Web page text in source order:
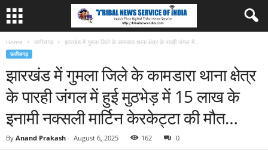
Home छत्तीसगढ़ झारखंड में गुमला जिले के कामडारा थाना क्षेत्र के पारही जंगल में...
छत्तीसगढ़
झारखंड में गुमला जिले के कामडारा थाना क्षेत्र
के पारही जंगल में हुई मुठभेड़ में 15 लाख के
इनामी नक्सली मार्टिन केरकेट्टा की मौत…
By Anand Prakash - August 6, 2025 162 0